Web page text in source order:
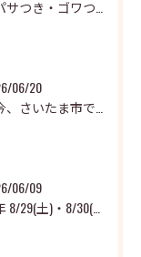
06/20
06/09